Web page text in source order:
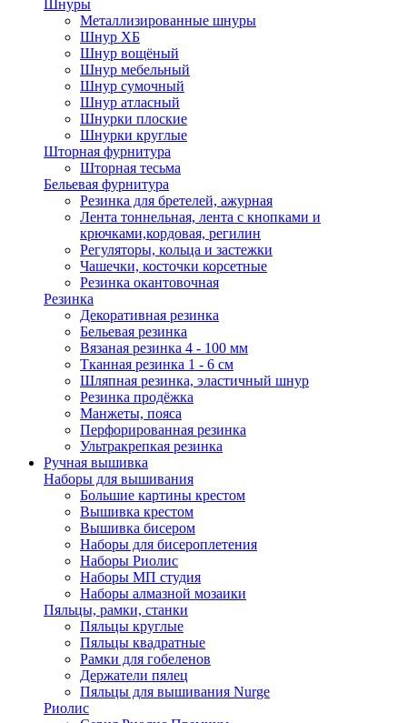
Шнуры
Металлизированные шнуры
Шнур ХБ
Шнур вощёный
Шнур мебельный
Шнур сумочный
Шнур атласный
Шнурки плоские
Шнурки круглые
Шторная фурнитура
Шторная тесьма
Бельевая фурнитура
Резинка для бретелей, ажурная
Лента тоннельная, лента с кнопками и
крючками,кордовая, регилин
Регуляторы, кольца и застежки
Чашечки, косточки корсетные
Резинка окантовочная
Резинка
Декоративная резинка
Бельевая резинка
Вязаная резинка 4 - 100 мм
Тканная резинка 1 - 6 см
Шляпная резинка, эластичный шнур
Резинка продёжка
Манжеты, пояса
Перфорированная резинка
Ультракрепкая резинка
Ручная вышивка
Наборы для вышивания
Большие картины крестом
Вышивка крестом
Вышивка бисером
Наборы для бисероплетения
Наборы Риолис
Наборы МП студия
Наборы алмазной мозаики
Пяльцы, рамки, станки
Пяльцы круглые
Пяльцы квадратные
Рамки для гобеленов
Держатели пялец
Пяльцы для вышивания Nurge
Риолис